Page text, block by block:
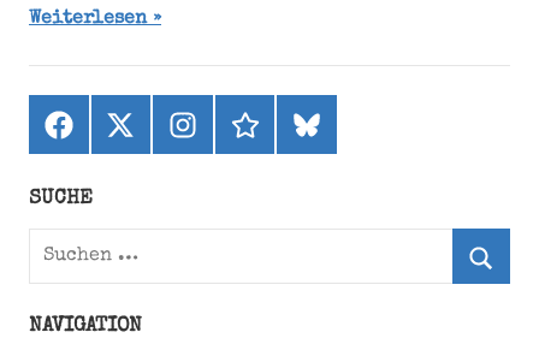
Weiterlesen
Facebook
X
(ehemals
Instagramthreadsbluesky
SUCHE
Suchen
NAVIGATION